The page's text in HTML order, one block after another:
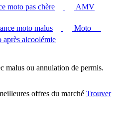
moto pas chère
AMV
moto malus
Moto —
après alcoolémie
malus ou annulation de permis.
offres du marché Trouver